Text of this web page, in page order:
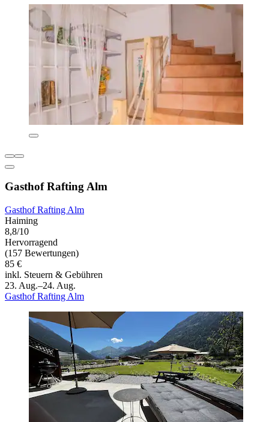
Gasthof Rafting Alm
Gasthof Rafting Alm
Haiming
8,8/10
Hervorragend
(157 Bewertungen)
85 €
inkl. Steuern & Gebühren
23. Aug.–24. Aug.
Gasthof Rafting Alm